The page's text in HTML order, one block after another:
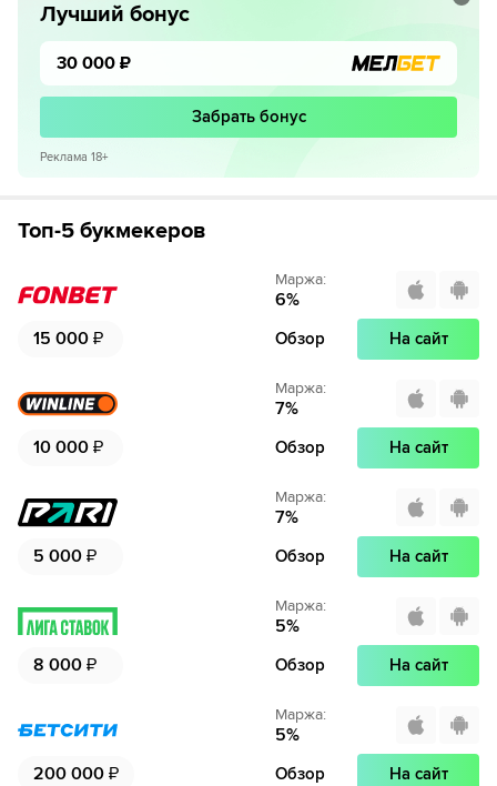
Лучший бонус
30 000 ₽
Забрать бонус
Реклама 18+
Топ-5 букмекеров
15 000 ₽
Маржа:
6%
Обзор На сайт
10 000 ₽
Маржа:
7%
Обзор На сайт
5 000 ₽
Маржа:
7%
Обзор На сайт
8 000 ₽
Маржа:
5%
Обзор На сайт
200 000 ₽
Маржа:
5%
Обзор На сайт